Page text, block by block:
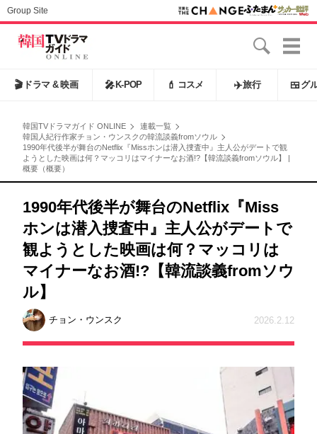
Group Site
🎬 ドラマ & 映画 🎤 K-POP 💄 コスメ ✈️旅行 🍱 グ
韓国TVドラマガイド ONLINE
連載一覧
韓国人紀行作家チョン・ウンスクの韓流談義fromソウル
1990年代後半が舞台のNetflix『Missホンは潜入捜査中』主人公がデートで観
ようとした映画は何？マッコリはマイナーなお酒!?【韓流談義fromソウル】 |
概要（概要）
1990年代後半が舞台のNetflix『Miss
ホンは潜入捜査中』主人公がデートで
観ようとした映画は何？マッコリは
マイナーなお酒!?【韓流談義fromソウ
ル】
チョン・ウンスク 2026.2.12